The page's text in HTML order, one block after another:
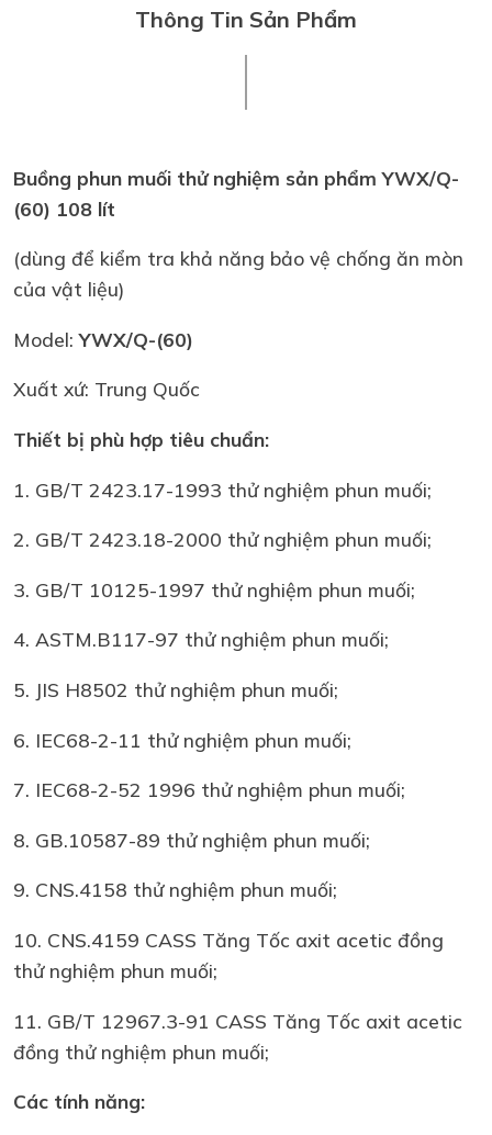
Thông Tin Sản Phẩm
Buồng phun muối thử nghiệm sản phẩm YWX/Q-
(60) 108 lít
(dùng để kiểm tra khả năng bảo vệ chống ăn mòn
của vật liệu)
Model:YWX/Q-(60)
Xuất xứ: Trung Quốc
Thiết bị phù hợp tiêu chuẩn:
1. GB/T 2423.17-1993 thử nghiệm phun muối;
2. GB/T 2423.18-2000 thử nghiệm phun muối;
3. GB/T 10125-1997 thử nghiệm phun muối;
4. ASTM.B117-97 thử nghiệm phun muối;
5. JIS H8502 thử nghiệm phun muối;
6. IEC68-2-11 thử nghiệm phun muối;
7. IEC68-2-52 1996 thử nghiệm phun muối;
8. GB.10587-89 thử nghiệm phun muối;
9. CNS.4158 thử nghiệm phun muối;
10. CNS.4159 CASS Tăng Tốc axit acetic đồng
thử nghiệm phun muối;
11. GB/T 12967.3-91 CASS Tăng Tốc axit acetic
đồng thử nghiệm phun muối;
Các tính năng: